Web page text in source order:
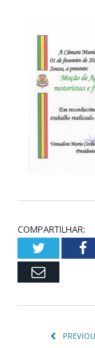
COMPARTILHAR:
Twitter
Email